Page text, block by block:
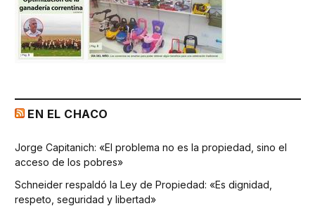
EN EL CHACO
Jorge Capitanich: «El problema no es la propiedad, sino el
acceso de los pobres»
Schneider respaldó la Ley de Propiedad: «Es dignidad,
respeto, seguridad y libertad»